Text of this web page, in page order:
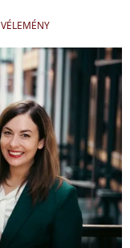
VÉLEMÉNY